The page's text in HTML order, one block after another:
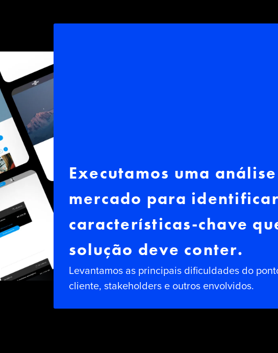
Executamos uma
mercado para
características-chave
solução deve conter.
Levantamos as principais dificuldades do
cliente, stakeholders e outros envolvidos.